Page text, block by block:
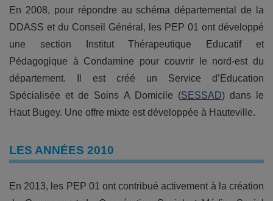
En 2008, pour répondre au schéma départemental de la
DDASS et du Conseil Général, les PEP 01 ont développé
une section Institut Thérapeutique Educatif et
Pédagogique à Condamine pour couvrir le nord-est du
département. Il est créé un Service d’Education
Spécialisée et de Soins A Domicile (SESSAD) dans le
Haut Bugey. Une offre mixte est développée à Hauteville.
LES ANNÉES 2010
En 2013, les PEP 01 ont contribué activement à la création